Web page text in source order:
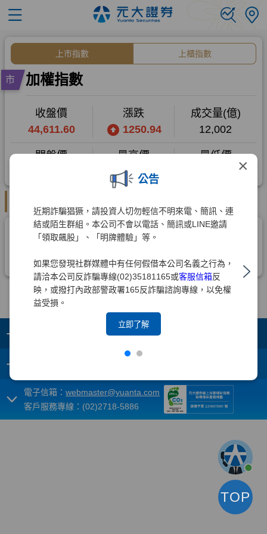
×
公告
近期詐騙猖獗，請投資人切勿輕信不明來電、簡訊、連
結或陌生群組。本公司不會以電話、簡訊或LINE邀請
「領取飆股」、「明牌體驗」等。
如果您發現社群媒體中有任何假借本公司名義之行為，
請洽本公司反詐騙專線(02)35181165或客服信箱反
映，或撥打內政部警政署165反詐騙諮詢專線，以免權
益受損。
立即了解
+
+
電子信箱： webmaster@yuanta.com
客戶服務專線：(02)2718-5886
TOP